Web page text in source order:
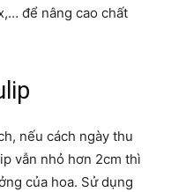
để nâng cao chất
nếu cách ngày thu
vẫn nhỏ hơn 2cm thì
của hoa. Sử dụng